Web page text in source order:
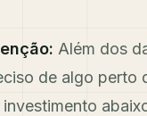
Além dos
de algo perto